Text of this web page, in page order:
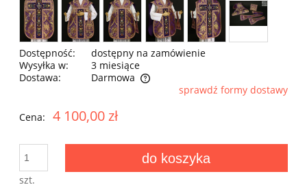
Dostępność:
dostępny na zamówienie
Wysyłka w:
3 miesiące
Dostawa:
Darmowa
Cena nie zawiera ewentualnych kosztów płatności
sprawdź formy dostawy
Cena: 4 100,00 zł
szt.
do koszyka